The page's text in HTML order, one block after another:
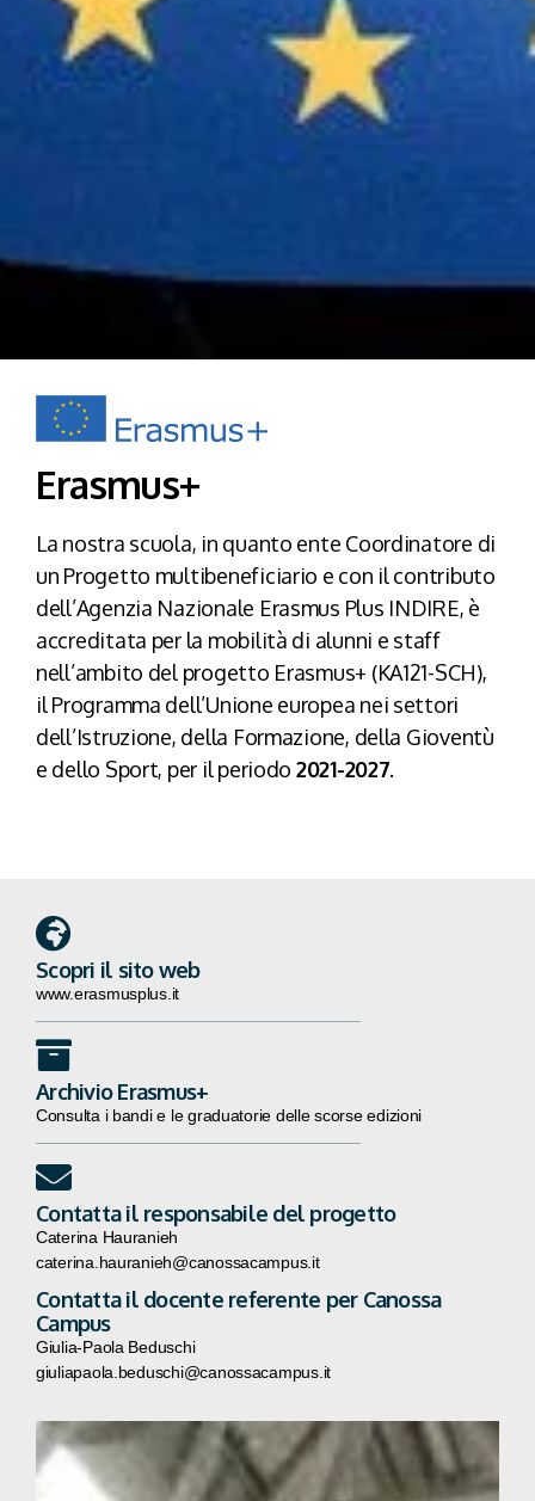
Erasmus+
La nostra scuola, in quanto ente Coordinatore di
un Progetto multibeneficiario e con il contributo
dell’Agenzia Nazionale Erasmus Plus INDIRE, è
accreditata per la mobilità di alunni e staff
nell’ambito del progetto Erasmus+ (KA121-SCH),
il Programma dell’Unione europea nei settori
dell’Istruzione, della Formazione, della Gioventù
e dello Sport, per il periodo 2021-2027.
Scopri il sito web
www.erasmusplus.it
Archivio Erasmus+
Consulta i bandi e le graduatorie delle scorse edizioni
Contatta il responsabile del progetto
Caterina Hauranieh
caterina.hauranieh@canossacampus.it
Contatta il docente referente per Canossa
Campus
Giulia-Paola Beduschi
giuliapaola.beduschi@canossacampus.it